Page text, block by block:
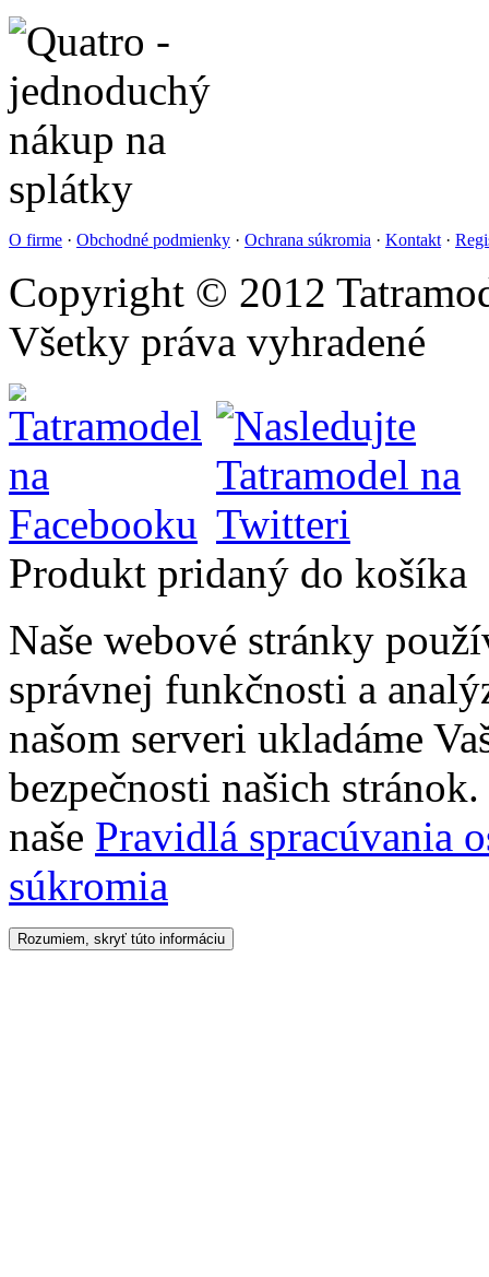
O firme · Obchodné podmienky · Ochrana súkromia · Kontakt ·
Copyright © 2012
Všetky práva vyhradené
Produkt pridaný do košíka
Naše webové stránky
správnej funkčnosti a
našom serveri ukladáme
bezpečnosti našich
naše Pravidlá spracúvania
súkromia
Rozumiem, skryť túto informáciu